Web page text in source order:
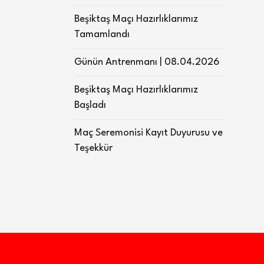
Beşiktaş Maçı Hazırlıklarımız
Tamamlandı
Günün Antrenmanı | 08.04.2026
Beşiktaş Maçı Hazırlıklarımız
Başladı
Maç Seremonisi Kayıt Duyurusu ve
Teşekkür